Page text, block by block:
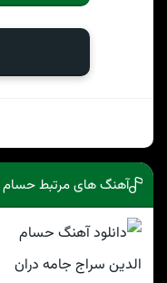
آهنگ های مرتبط حسام